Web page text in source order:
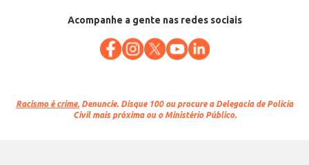
Acompanhe a gente nas redes sociais
Racismo é crime. Denuncie. Disque 100 ou procure a Delegacia de Polícia
Civil mais próxima ou o Ministério Público.